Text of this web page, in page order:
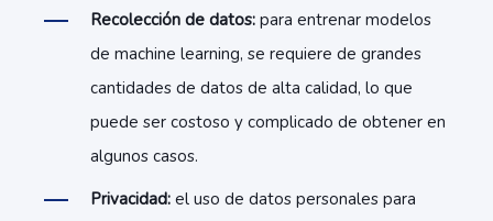
Recolección de datos: para entrenar modelos
de machine learning, se requiere de grandes
cantidades de datos de alta calidad, lo que
puede ser costoso y complicado de obtener en
algunos casos.
Privacidad: el uso de datos personales para